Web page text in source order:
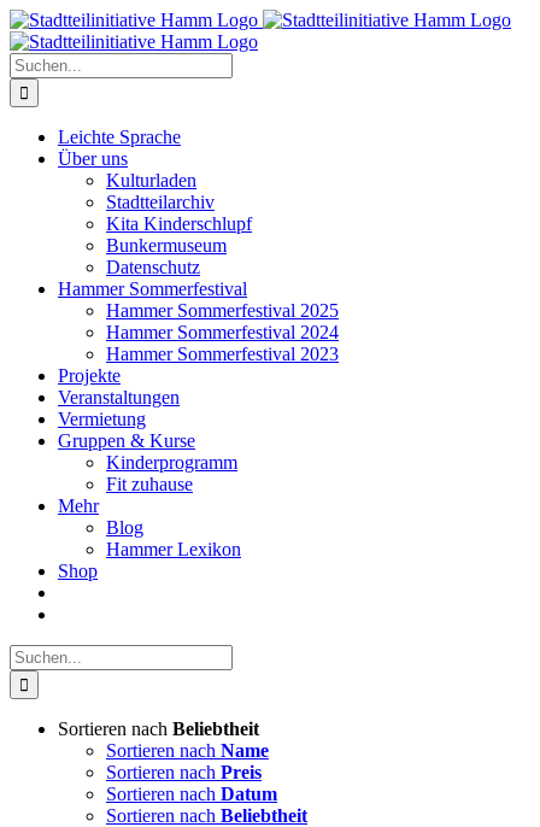
Zum
Inhalt
springen
Suche
nach:
Leichte Sprache
Über uns
Kulturladen
Stadtteilarchiv
Kita Kinderschlupf
Bunkermuseum
Datenschutz
Hammer Sommerfestival
Hammer Sommerfestival 2025
Hammer Sommerfestival 2024
Hammer Sommerfestival 2023
Projekte
Veranstaltungen
Vermietung
Gruppen & Kurse
Kinderprogramm
Fit zuhause
Mehr
Blog
Hammer Lexikon
Shop
Suche
nach:
Sortieren nach Beliebtheit
Sortieren nach Name
Sortieren nach Preis
Sortieren nach Datum
Sortieren nach Beliebtheit